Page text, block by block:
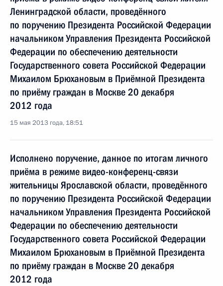
Ленинградской области, проведённого
по поручению Президента Российской Федерации
начальником Управления Президента Российской
Федерации по обеспечению деятельности
Государственного совета Российской Федерации
Михаилом Брюхановым в Приёмной Президента
по приёму граждан в Москве 20 декабря
2012 года
15 мая 2013 года, 18:51
Исполнено поручение, данное по итогам личного
приёма в режиме видео-конференц-связи
жительницы Ярославской области, проведённого
по поручению Президента Российской Федерации
начальником Управления Президента Российской
Федерации по обеспечению деятельности
Государственного совета Российской Федерации
Михаилом Брюхановым в Приёмной Президента
по приёму граждан в Москве 20 декабря
2012 года